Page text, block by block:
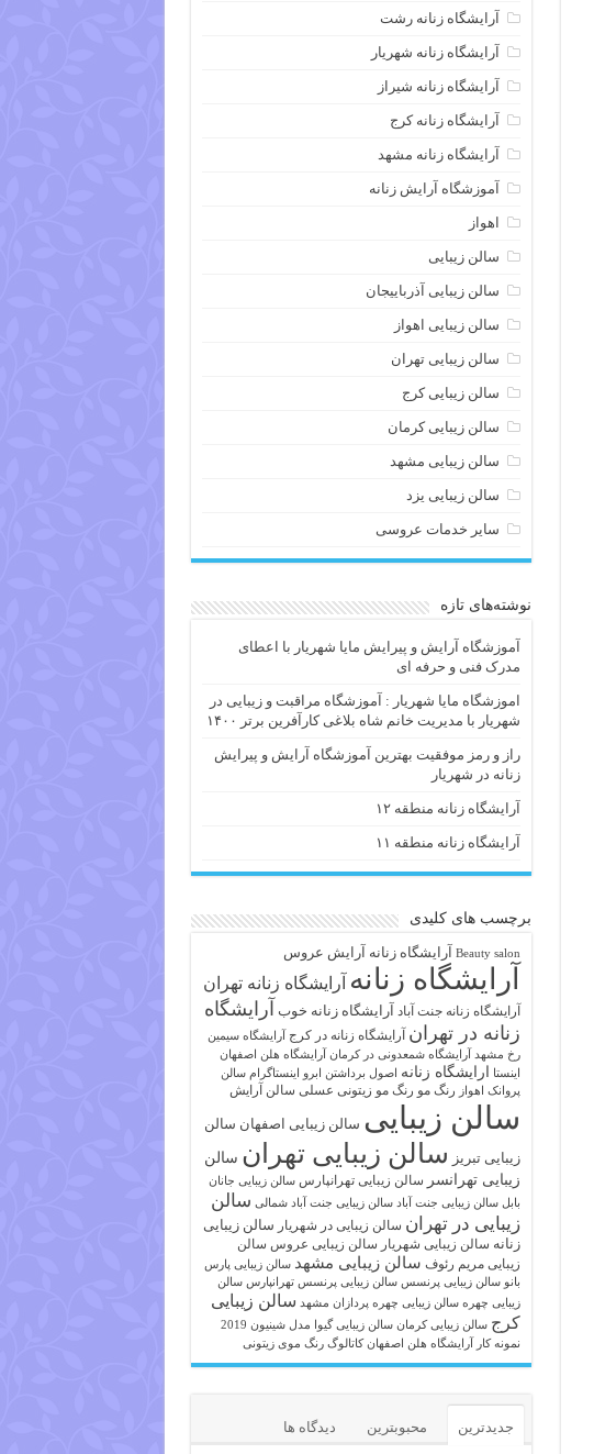
آرایشگاه زنانه رشت
آرایشگاه زنانه شهریار
آرایشگاه زنانه شیراز
آرایشگاه زنانه کرج
آرایشگاه زنانه مشهد
آموزشگاه آرایش زنانه
اهواز
سالن زیبایی
سالن زیبایی آذرباییجان
سالن زیبایی اهواز
سالن زیبایی تهران
سالن زیبایی کرج
سالن زیبایی کرمان
سالن زیبایی مشهد
سالن زیبایی یزد
سایر خدمات عروسی
نوشته‌های تازه
آموزشگاه آرایش و پیرایش مایا شهریار با اعطای
مدرک فنی و حرفه ای
اموزشگاه مایا شهریار : آموزشگاه مراقبت و زیبایی در
شهریار با مدیریت خانم شاه بلاغی کارآفرین برتر ۱۴۰۰
راز و رمز موفقیت بهترین آموزشگاه آرایش و پیرایش
زنانه در شهریار
آرایشگاه زنانه منطقه ۱۲
آرایشگاه زنانه منطقه ۱۱
برچسب های کلیدی
Beauty salon آرايشگاه زنانه آرایش عروس
آرایشگاه زنانه آرایشگاه زنانه تهران
آرایشگاه زنانه جنت آباد آرایشگاه زنانه خوب آرایشگاه
زنانه در تهران آرایشگاه زنانه در کرج
آرایشگاه سیمین
رخ مشهد
آرایشگاه شمعدونی در کرمان آرایشگاه هلن اصفهان
اینستا ارایشگاه زنانه اصول برداشتن ابرو
اینستاگرام سالن
پروانک اهواز
رنگ مو رنگ مو زیتونی عسلی سالن آرایش
سالن زیبایی سالن زیبایی اصفهان سالن
زیبایی تبریز سالن زیبایی تهران سالن
زیبایی تهرانسر سالن زیبایی تهرانپارس سالن زیبایی جانان
بابل سالن زیبایی جنت آباد سالن زیبایی جنت آباد شمالی سالن
زیبایی در تهران سالن زیبایی در شهریار سالن زیبایی
زنانه سالن زیبایی شهریار سالن زیبایی عروس سالن
زیبایی مریم رئوف سالن زیبایی مشهد سالن زیبایی پارس
بانو سالن زیبایی پرنسس سالن زیبایی پرنسس تهرانپارس سالن
زیبایی چهره سالن زیبایی چهره پردازان مشهد سالن زیبایی
کرج سالن زیبایی کرمان سالن زیبایی گیوا
مدل شینیون 2019
نمونه کار آرایشگاه هلن اصفهان کاتالوگ رنگ موی زیتونی
جدیدترین محبوبترین دیدگاه ها